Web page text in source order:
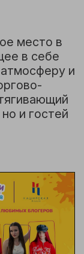
место в
в себе
и
и гостей